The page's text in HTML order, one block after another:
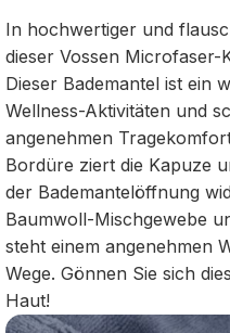
In hochwertiger und
dieser Vossen Microfaser-
Dieser Bademantel ist ein
Wellness-Aktivitäten und
angenehmen
Bordüre ziert die Kapuze
der Bademantelöffnung
Baumwoll-Mischgewebe
steht einem angenehmen
Wege. Gönnen Sie sich
Haut!